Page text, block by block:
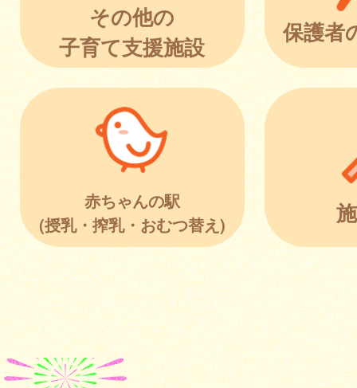
その他の
子育て支援施設
保護者
赤ちゃんの駅
(授乳・搾乳・おむつ替え)